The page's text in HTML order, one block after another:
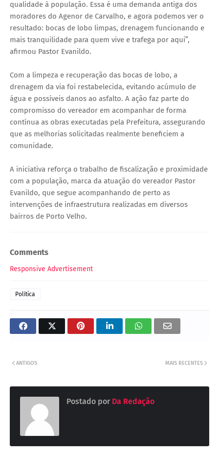
qualidade à população. Essa é uma demanda antiga dos
moradores do Agenor de Carvalho, e agora podemos ver o
resultado: bocas de lobo limpas, drenagem funcionando e
mais tranquilidade para quem vive e trafega por aqui”,
afirmou Pastor Evanildo.
Com a limpeza e recuperação das bocas de lobo, a
drenagem da via foi restabelecida, evitando acúmulo de
água e possíveis danos ao asfalto. A ação faz parte do
compromisso do vereador em acompanhar de forma
contínua as obras executadas pela Prefeitura, assegurando
que as melhorias solicitadas realmente beneficiem a
comunidade.
A iniciativa reforça o trabalho de fiscalização e proximidade
com a população, marca da atuação do vereador Pastor
Evanildo, que segue acompanhando de perto as
intervenções de infraestrutura realizadas em diversos
bairros de Porto Velho.
Comments
Responsive Advertisement
Política
MAIS RECENTES
ANTIGOS
Postado por Da Redação